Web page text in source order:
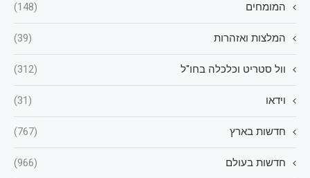
המומחים (148)
המלצות ואזהרות (39)
וול סטריט וכלכלה בחו"ל (312)
וידאו (31)
חדשות בארץ (767)
חדשות בעולם (966)